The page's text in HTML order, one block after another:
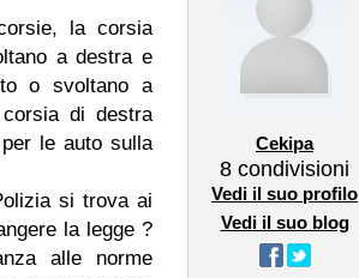
la corsia
a destra e
o svoltano a
di destra
le auto sulla
si trova ai
la legge ?
alle norme
Cekipa
8 condivisioni
Vedi il suo profilo
Vedi il suo blog